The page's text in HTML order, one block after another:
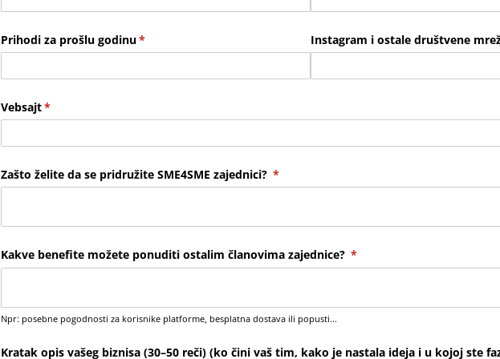
Prihodi za prošlu godinu*
(required) Instagram i ostale društvene
Vebsajt*
(required)
Zašto želite da se pridružite SME4SME zajednici? *
(required)
Kakve benefite možete ponuditi ostalim članovima zajednice? *
(required)
Npr: posebne pogodnosti za korisnike platforme, besplatna dostava ili popusti...
Kratak opis vašeg biznisa (30–50 reči) (ko čini vaš tim, kako je nastala ideja i u kojoj ste